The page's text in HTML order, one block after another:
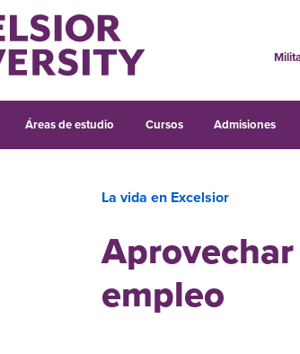
Áreas de estudio Cursos Admisiones
La vida en Excelsior
empleo